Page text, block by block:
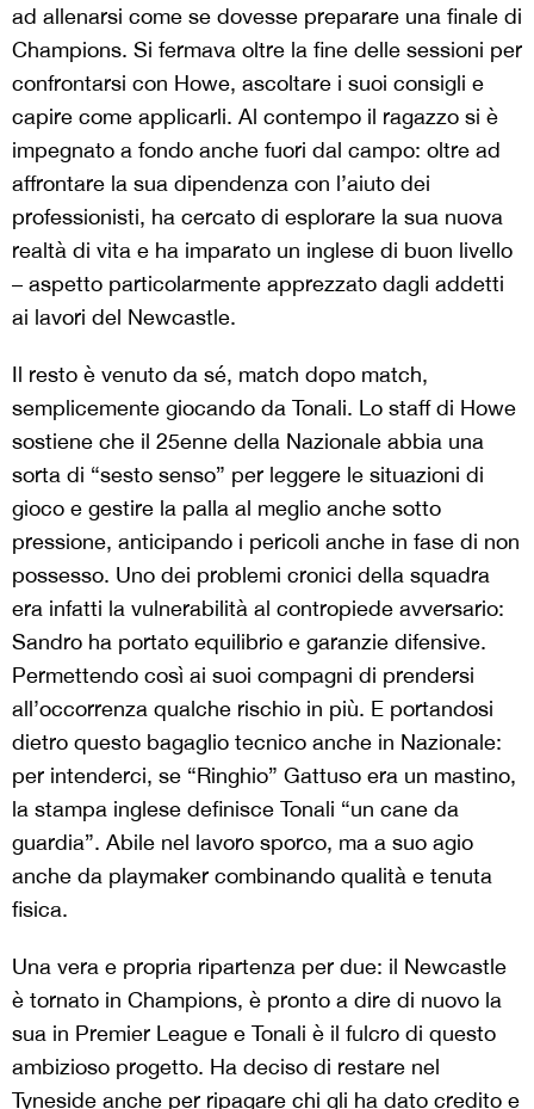
ad allenarsi come se dovesse preparare una finale di
Champions. Si fermava oltre la fine delle sessioni per
confrontarsi con Howe, ascoltare i suoi consigli e
capire come applicarli. Al contempo il ragazzo si è
impegnato a fondo anche fuori dal campo: oltre ad
affrontare la sua dipendenza con l’aiuto dei
professionisti, ha cercato di esplorare la sua nuova
realtà di vita e ha imparato un inglese di buon livello
– aspetto particolarmente apprezzato dagli addetti
ai lavori del Newcastle.
Il resto è venuto da sé, match dopo match,
semplicemente giocando da Tonali. Lo staff di Howe
sostiene che il 25enne della Nazionale abbia una
sorta di “sesto senso” per leggere le situazioni di
gioco e gestire la palla al meglio anche sotto
pressione, anticipando i pericoli anche in fase di non
possesso. Uno dei problemi cronici della squadra
era infatti la vulnerabilità al contropiede avversario:
Sandro ha portato equilibrio e garanzie difensive.
Permettendo così ai suoi compagni di prendersi
all’occorrenza qualche rischio in più. E portandosi
dietro questo bagaglio tecnico anche in Nazionale:
per intenderci, se “Ringhio” Gattuso era un mastino,
la stampa inglese definisce Tonali “un cane da
guardia”. Abile nel lavoro sporco, ma a suo agio
anche da playmaker combinando qualità e tenuta
fisica.
Una vera e propria ripartenza per due: il Newcastle
è tornato in Champions, è pronto a dire di nuovo la
sua in Premier League e Tonali è il fulcro di questo
ambizioso progetto. Ha deciso di restare nel
Tyneside anche per ripagare chi gli ha dato credito e